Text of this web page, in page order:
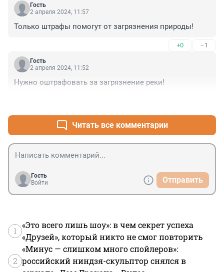
Гость
2 апреля 2024, 11:57
Только штрафы помогут от загрязнения природы!
+0 –1
Гость
2 апреля 2024, 11:52
Нужно оштрафовать за загрязнение реки!
Читать все комментарии
Гость
Войти
Отправить
1
«Это всего лишь шоу»: в чем секрет успеха
«Друзей», который никто не смог повторить
2
«Минус — слишком много спойлеров»:
российский ниндзя-скульптор снялся в